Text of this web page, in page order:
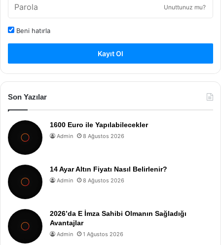
Unuttunuz mu?
Beni hatırla
Kayıt Ol
Son Yazılar
1600 Euro ile Yapılabilecekler
Admin 8 Ağustos 2026
14 Ayar Altın Fiyatı Nasıl Belirlenir?
Admin 8 Ağustos 2026
2026’da E İmza Sahibi Olmanın Sağladığı
Avantajlar
Admin 1 Ağustos 2026